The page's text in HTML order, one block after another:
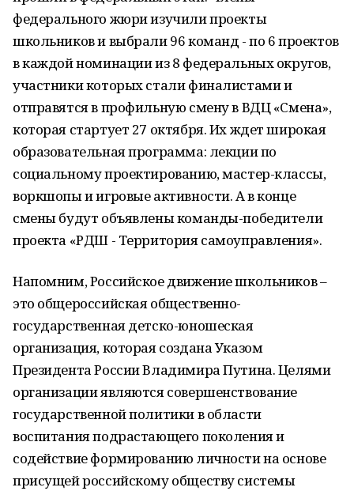
федерального жюри изучили проекты
школьников и выбрали 96 команд - по 6 проектов
в каждой номинации из 8 федеральных округов,
участники которых стали финалистами и
отправятся в профильную смену в ВДЦ «Смена»,
которая стартует 27 октября. Их ждет широкая
образовательная программа: лекции по
социальному проектированию, мастер-классы,
воркшопы и игровые активности. А в конце
смены будут объявлены команды-победители
проекта «РДШ - Территория самоуправления».
Напомним, Российское движение школьников –
это общероссийская общественно-
государственная детско-юношеская
организация, которая создана Указом
Президента России Владимира Путина. Целями
организации являются совершенствование
государственной политики в области
воспитания подрастающего поколения и
содействие формированию личности на основе
присущей российскому обществу системы